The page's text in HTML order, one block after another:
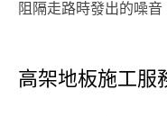
阻隔走路時發出的噪音
高架地板施工服